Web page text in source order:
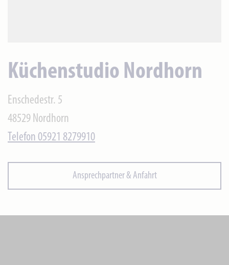
Küchenstudio Nordhorn
Enschedestr. 5
48529 Nordhorn
Telefon 05921 8279910
Ansprechpartner & Anfahrt